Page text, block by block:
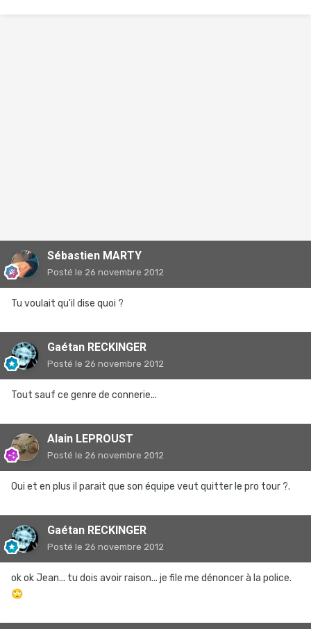
Sébastien MARTY
Posté le 26 novembre 2012
Tu voulait qu'il dise quoi ?
Gaétan RECKINGER
Posté le 26 novembre 2012
Tout sauf ce genre de connerie...
Alain LEPROUST
Posté le 26 novembre 2012
Oui et en plus il parait que son équipe veut quitter le pro tour ?.
Gaétan RECKINGER
Posté le 26 novembre 2012
ok ok Jean... tu dois avoir raison... je file me dénoncer à la police.
🙄